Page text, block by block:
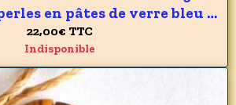
en pâtes de verre bleu /
6 x 10 mm - 215 carats 43 gr
22,00€ TTC
Indisponible